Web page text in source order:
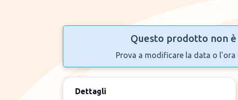
Questo prodotto non
Prova a modificare la data o
Dettagli